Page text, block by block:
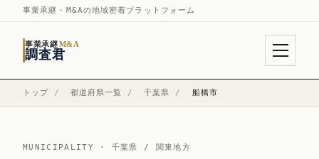
事業承継・M&Aの地域密着プラットフォーム
事業承継M&A
調査君
トップ / 都道府県一覧 / 千葉県 / 船橋市
MUNICIPALITY · 千葉県 / 関東地方